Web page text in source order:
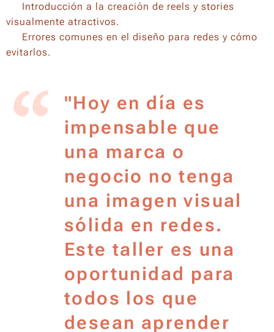
✅ Introducción a la creación de reels y stories
visualmente atractivos.
✅ Errores comunes en el diseño para redes y cómo
evitarlos.
"Hoy en día es
impensable que
una marca o
negocio no tenga
una imagen visual
sólida en redes.
Este taller es una
oportunidad para
todos los que
desean aprender